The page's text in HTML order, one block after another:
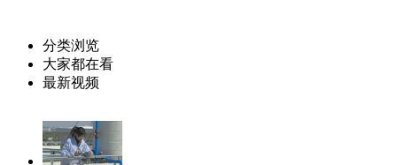
分类浏览
大家都在看
最新视频